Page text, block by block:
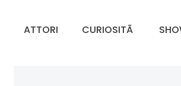
ATTORI CURIOSITÃ